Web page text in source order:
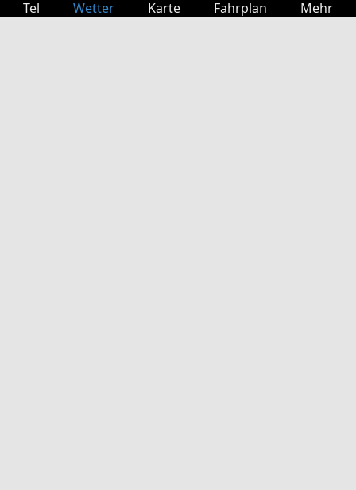
Tel Wetter Karte Fahrplan Mehr